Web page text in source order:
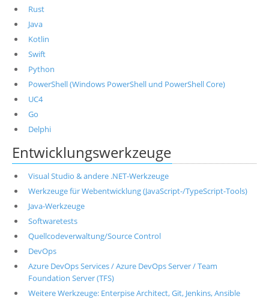
Rust
Java
Kotlin
Swift
Python
PowerShell (Windows PowerShell und PowerShell Core)
UC4
Go
Delphi
Entwicklungswerkzeuge
Visual Studio & andere .NET-Werkzeuge
Werkzeuge für Webentwicklung (JavaScript-/TypeScript-Tools)
Java-Werkzeuge
Softwaretests
Quellcodeverwaltung/Source Control
DevOps
Azure DevOps Services / Azure DevOps Server / Team
Foundation Server (TFS)
Weitere Werkzeuge: Enterpise Architect, Git, Jenkins, Ansible